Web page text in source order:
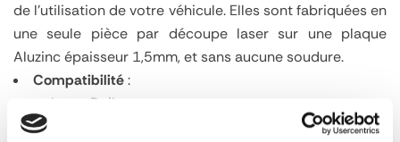
de l'utilisation de votre véhicule. Elles sont fabriquées en
une seule pièce par découpe laser sur une plaque
Aluzinc épaisseur 1,5mm, et sans aucune soudure.
Compatibilité:
Iveco Daily